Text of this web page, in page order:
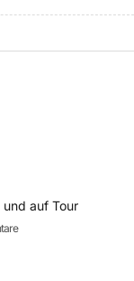
und auf Tour